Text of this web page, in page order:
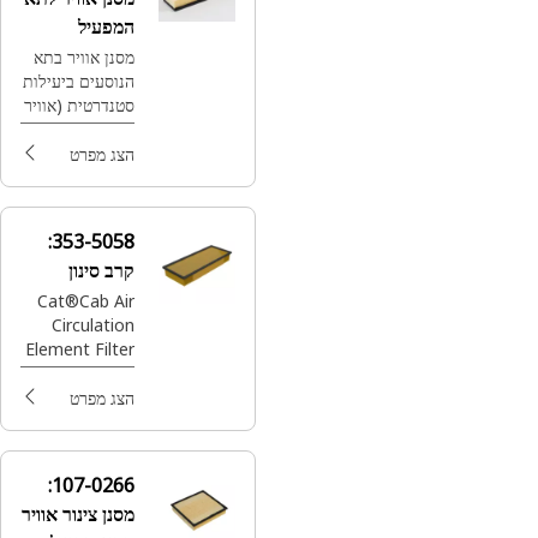
המפעיל
מסנן אוויר בתא
הנוסעים ביעילות
סטנדרטית (אוויר
צח)
הצג מפרט
353-5058:
קרב סינון
Cat®Cab Air
Circulation
Element Filter
הצג מפרט
107-0266:
מסנן צינור אוויר